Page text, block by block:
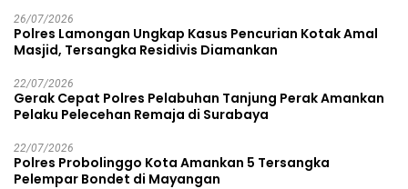
26/07/2026
Polres Lamongan Ungkap Kasus Pencurian Kotak Amal
Masjid, Tersangka Residivis Diamankan
22/07/2026
Gerak Cepat Polres Pelabuhan Tanjung Perak Amankan
Pelaku Pelecehan Remaja di Surabaya
22/07/2026
Polres Probolinggo Kota Amankan 5 Tersangka
Pelempar Bondet di Mayangan